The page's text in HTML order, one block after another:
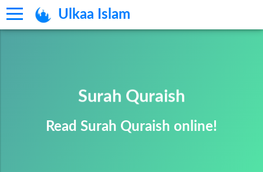
Ulkaa Islam
Surah Quraish
Read Surah Quraish online!